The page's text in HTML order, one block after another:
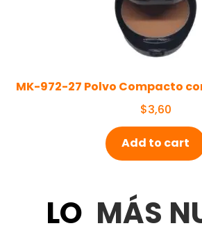
MK-972-27 Polvo Compacto
$3,60
Add to cart
LO MÁS